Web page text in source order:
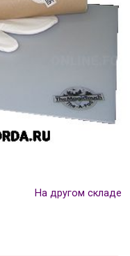
На другом складе